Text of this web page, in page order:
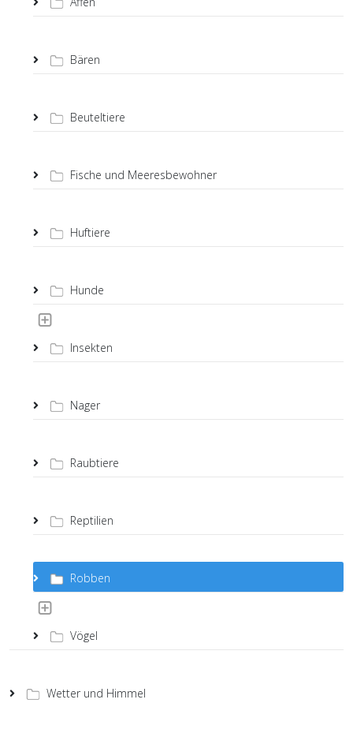
Bären
Beuteltiere
Fische und Meeresbewohner
Huftiere
Hunde
Insekten
Nager
Raubtiere
Reptilien
Robben
Vögel
Wetter und Himmel